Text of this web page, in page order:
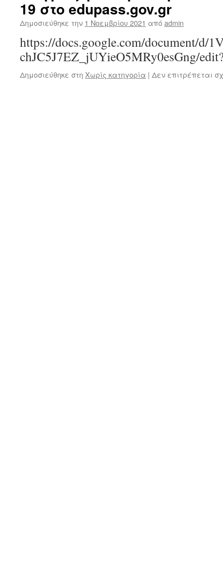
19 στο edupass.gov.gr
Δημοσιεύθηκε την 1 Νοεμβρίου 2021 απόadmin
https://docs.google.com/document/d/
chJC5J7EZ_jUYieO5MRy0esGng/
Δημοσιεύθηκε στη Χωρίς κατηγορία | Δεν επιτρέπεται